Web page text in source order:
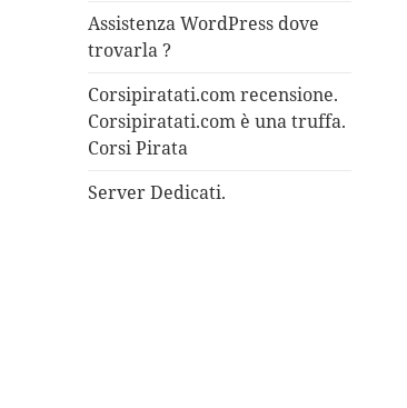
Assistenza WordPress dove
trovarla ?
Corsipiratati.com recensione.
Corsipiratati.com è una truffa.
Corsi Pirata
Server Dedicati.